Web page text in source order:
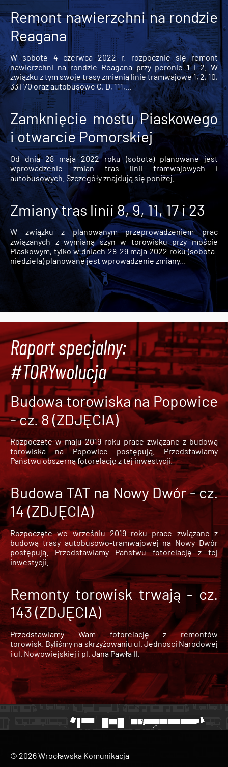
Remont nawierzchni na rondzie
Reagana
W sobotę 4 czerwca 2022 r. rozpocznie się remont
nawierzchni na rondzie Reagana przy peronie 1 i 2. W
związku z tym swoje trasy zmienią linie tramwajowe 1, 2, 10,
33 i 70 oraz autobusowe C, D, 111,...
Zamknięcie mostu Piaskowego
i otwarcie Pomorskiej
Od dnia 28 maja 2022 roku (sobota) planowane jest
wprowadzenie zmian tras linii tramwajowych i
autobusowych. Szczegóły znajdują się poniżej.
Zmiany tras linii 8, 9, 11, 17 i 23
W związku z planowanym przeprowadzeniem prac
związanych z wymianą szyn w torowisku przy moście
Piaskowym, tylko w dniach 28-29 maja 2022 roku (sobota-
niedziela) planowane jest wprowadzenie zmiany...
Raport specjalny:
#TORYwolucja
Budowa torowiska na Popowice
- cz. 8 (ZDJĘCIA)
Rozpoczęte w maju 2019 roku prace związane z budową
torowiska na Popowice
postępują. Przedstawiamy
Państwu obszerną fotorelację z tej inwestycji.
Budowa TAT na Nowy Dwór - cz.
14 (ZDJĘCIA)
Rozpoczęte we wrześniu 2019 roku prace związane z
budową trasy autobusowo-tramwajowej na Nowy Dwór
postępują. Przedstawiamy Państwu fotorelację z tej
inwestycji.
Remonty torowisk trwają - cz.
143 (ZDJĘCIA)
Przedstawiamy Wam fotorelację z remontów
torowisk. Byliśmy na skrzyżowaniu ul. Jedności Narodowej
i ul. Nowowiejskiej i pl. Jana Pawła II.
© 2026 Wrocławska Komunikacja